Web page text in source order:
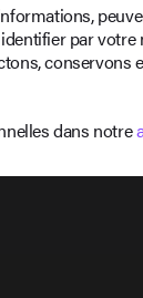
par
conservons
dans notre